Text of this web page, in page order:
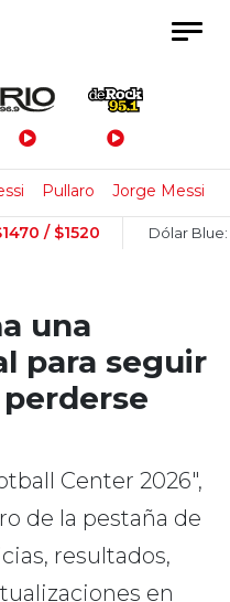
Pullaro Jorge Messi
/ $1520 Dólar Blue:
una
para seguir
Center 2026",
de la pestaña de
resultados,
en